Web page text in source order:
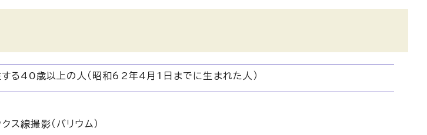
る40歳以上の人（昭和62年4月1日までに生まれた人）
ス線撮影（バリウム）